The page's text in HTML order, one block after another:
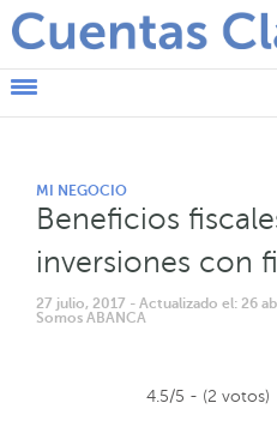
MI NEGOCIO
Beneficios
inversiones con
27 julio, 2017 - Actualizado el: 26
Somos ABANCA
4.5/5 - (2 votos)